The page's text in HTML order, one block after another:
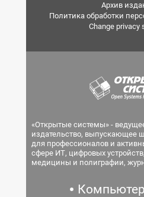
Архив
Политика обработки
Change privacy
«Открытые системы» -
издательство, выпускающее
для профессионалов и
сфере ИТ, цифровых
медицины и полиграфии,